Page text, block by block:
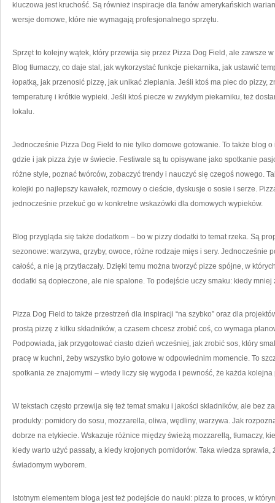
kluczowa jest kruchość. Są również inspiracje dla fanów amerykańskich
wersje domowe, które nie wymagają profesjonalnego sprzętu.
Sprzęt to kolejny wątek, który przewija się przez Pizza Dog Field, ale zawsze
Blog tłumaczy, co daje stal, jak wykorzystać funkcje piekarnika, jak ustawić
łopatką, jak przenosić pizzę, jak unikać zlepiania. Jeśli ktoś ma piec do pizzy,
temperaturę i krótkie wypieki. Jeśli ktoś piecze w zwykłym piekarniku, też
lokalu.
Jednocześnie Pizza Dog Field to nie tylko domowe gotowanie. To także blog
gdzie i jak pizza żyje w świecie. Festiwale są tu opisywane jako spotkanie
różne style, poznać twórców, zobaczyć trendy i nauczyć się czegoś nowego.
kolejki po najlepszy kawałek, rozmowy o cieście, dyskusje o sosie i serze.
jednocześnie przekuć go w konkretne wskazówki dla domowych wypieków.
Blog przygląda się także dodatkom – bo w pizzy dodatki to temat rzeka. Są
sezonowe: warzywa, grzyby, owoce, różne rodzaje mięs i sery. Jednocześnie
całość, a nie ją przytłaczały. Dzięki temu można tworzyć pizze spójne, w
dodatki są dopieczone, ale nie spalone. To podejście uczy smaku: kiedy
Pizza Dog Field to także przestrzeń dla inspiracji “na szybko” oraz dla
prostą pizzę z kilku składników, a czasem chcesz zrobić coś, co wymaga
Podpowiada, jak przygotować ciasto dzień wcześniej, jak zrobić sos, który
pracę w kuchni, żeby wszystko było gotowe w odpowiednim momencie. To
spotkania ze znajomymi – wtedy liczy się wygoda i pewność, że każda
W tekstach często przewija się też temat smaku i jakości składników, ale bez
produkty: pomidory do sosu, mozzarella, oliwa, wędliny, warzywa. Jak
dobrze na etykiecie. Wskazuje różnice między świeżą mozzarellą, tłumaczy,
kiedy warto użyć passaty, a kiedy krojonych pomidorów. Taka wiedza
świadomym wyborem.
Istotnym elementem bloga jest też podejście do nauki: pizza to proces, w